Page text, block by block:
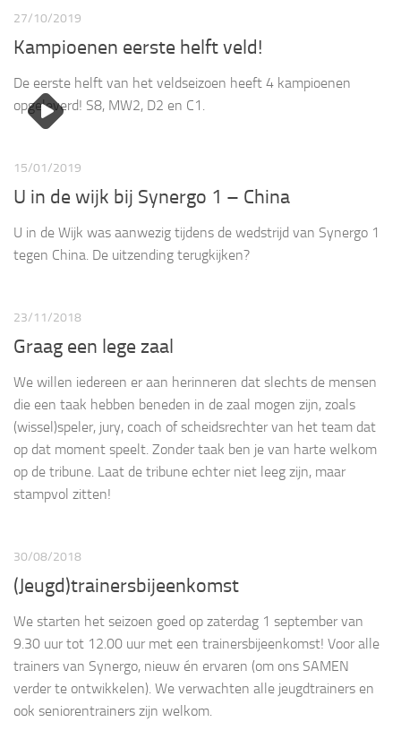
27/10/2019
Kampioenen eerste helft veld!
De eerste helft van het veldseizoen heeft 4 kampioenen
opgeleverd! S8, MW2, D2 en C1.
15/01/2019
U in de wijk bij Synergo 1 – China
U in de Wijk was aanwezig tijdens de wedstrijd van Synergo 1
tegen China. De uitzending terugkijken?
23/11/2018
Graag een lege zaal
We willen iedereen er aan herinneren dat slechts de mensen
die een taak hebben beneden in de zaal mogen zijn, zoals
(wissel)speler, jury, coach of scheidsrechter van het team dat
op dat moment speelt. Zonder taak ben je van harte welkom
op de tribune. Laat de tribune echter niet leeg zijn, maar
stampvol zitten!
30/08/2018
(Jeugd)trainersbijeenkomst
We starten het seizoen goed op zaterdag 1 september van
9.30 uur tot 12.00 uur met een trainersbijeenkomst! Voor alle
trainers van Synergo, nieuw én ervaren (om ons SAMEN
verder te ontwikkelen). We verwachten alle jeugdtrainers en
ook seniorentrainers zijn welkom.